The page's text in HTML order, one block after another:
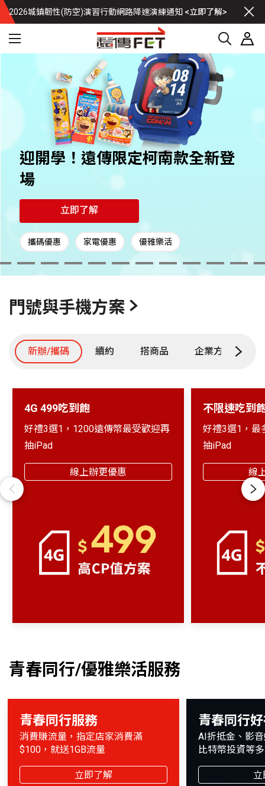
2026城鎮韌性(防空)演習行動網路降速演練通知 <立即了解>
迎開學！遠傳限定柯南款全新登
場
立即了解
攜碼優惠 家電優惠 優雅樂活
3 4 5 6 7 8 9 10 11 12 13
門號與手機方案
新辦/攜碼 續約 搭商品 企業方案
Previous
4G 499吃到飽
好禮3選1，1200遠傳幣最受歡迎再
抽iPad
線上辦更優惠
不限速吃到
好禮3選1，最
抽iPad
線
Next
青春同行/優雅樂活服務
青春同行服務
消費賺流量，指定店家消費滿
$100，就送1GB流量
立即了解
青春同行
AI折抵金、影
比特幣投資等
立